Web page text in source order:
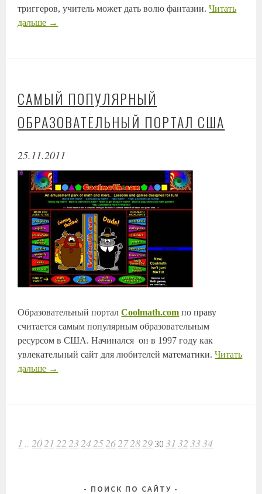
триггеров, учитель может дать волю фантазии.Читать
дальше →
САМЫЙ ПОПУЛЯРНЫЙ
ОБРАЗОВАТЕЛЬНЫЙ ПОРТАЛ США
25.11.2011
Образовательный порталCoolmath.com по праву
считается самым популярным образовательным
ресурсом в США. Начинался он в 1997 году как
увлекательный сайт для любителей математики.Читать
дальше →
НАВИГАЦИЯ
ПО
1 ...2021 2223242526272829 30 31 323334
ПОИСК ПО САЙТУ